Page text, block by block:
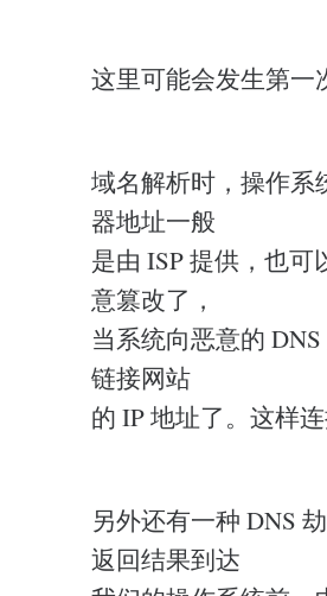
这里可能会发生第一
域名解析时，操作系
器地址一般
是由 ISP 提供，也
意篡改了，
当系统向恶意的
链接网站
的 IP 地址了。这样
另外还有一种 DNS
返回结果到达